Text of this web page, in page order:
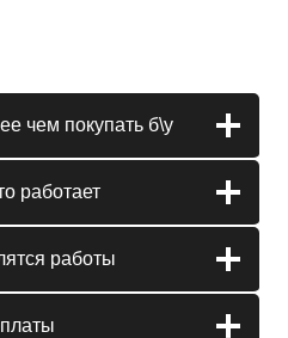
чем покупать б\у
работает
работы